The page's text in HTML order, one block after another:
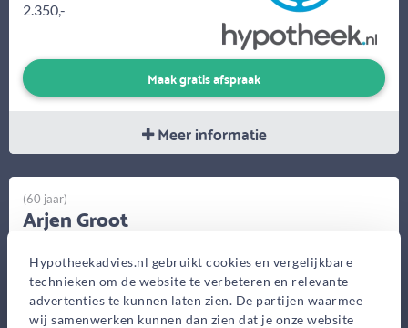
Hypotheekadvies.nl gebruikt cookies en vergelijkbare
technieken om de website te verbeteren en relevante
advertenties te kunnen laten zien. De partijen waarmee
wij samenwerken kunnen dan zien dat je onze website
2.350,-
Maak gratis afspraak
Meer informatie
Vleutenseweg 474, Utrecht
Bekijk op kaart
(60 jaar)
Arjen Groot